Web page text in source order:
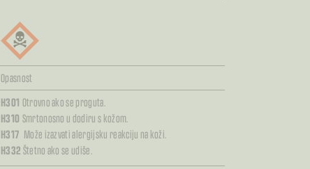
Opasnost
H301 Otrovno ako se proguta.
H310 Smrtonosno u dodiru s kožom.
H317 Može izazvati alergijsku reakciju na koži.
H332Štetno ako se udiše.